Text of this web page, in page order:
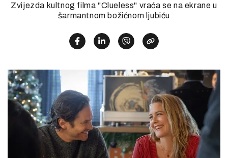
Zvijezda kultnog filma "Clueless" vraća se na ekrane u
šarmantnom božićnom ljubiću